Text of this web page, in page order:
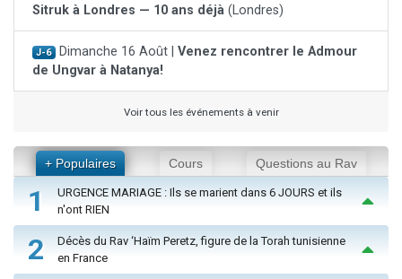
Sitruk à Londres — 10 ans déjà (Londres)
J-6 Dimanche 16 Août | Venez rencontrer le Admour
de Ungvar à Natanya!
Voir tous les événements à venir
+ Populaires Cours Questions au Rav
1
URGENCE MARIAGE : Ils se marient dans 6 JOURS et ils
n'ont RIEN
2
Décès du Rav ‘Haïm Peretz, figure de la Torah tunisienne
en France